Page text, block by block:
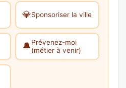
💎Sponsoriser la ville
🔔Prévenez-moi
(métier à venir)